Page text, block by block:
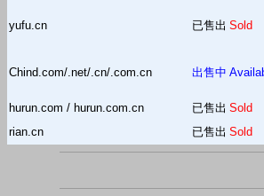
yufu.cn 已售出 Sold
Chind.com/.net/.cn/.com.cn 出售中
hurun.com / hurun.com.cn 已售出 Sold
rian.cn
已售出 Sold